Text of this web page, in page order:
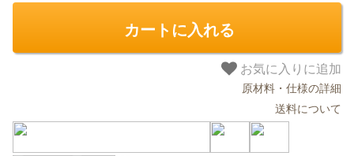
カートに入れる
お気に入りに追加
原材料・仕様の詳細
送料について